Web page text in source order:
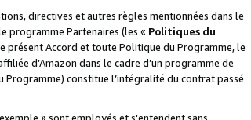
directives et autres règles mentionnées dans le
programme Partenaires (les « Politiques du
présent Accord et toute Politique du Programme, le
d’Amazon dans le cadre d’un programme de
constitue l’intégralité du contrat passé